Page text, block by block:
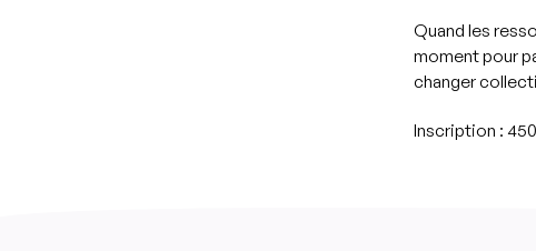
Quand les
moment pour
changer
Inscription :